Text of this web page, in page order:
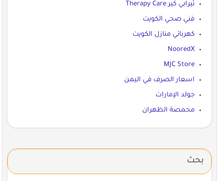
ثيرابي كير Therapy Care
فني صحي الكويت
كهربائي منازل الكويت
NooredX
MJC Store
اسعار الصرف في اليمن
جولد الإمارات
محمصة الظهران
بحث